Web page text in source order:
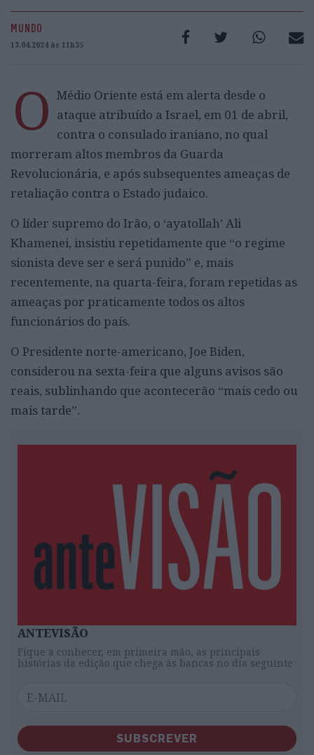
MUNDO
13.04.2024 às 11h35
O Médio Oriente está em alerta desde o
ataque atribuído a Israel, em 01 de abril,
contra o consulado iraniano, no qual
morreram altos membros da Guarda
Revolucionária, e após subsequentes ameaças de
retaliação contra o Estado judaico.
O líder supremo do Irão, o ‘ayatollah’ Ali
Khamenei, insistiu repetidamente que “o regime
sionista deve ser e será punido” e, mais
recentemente, na quarta-feira, foram repetidas as
ameaças por praticamente todos os altos
funcionários do país.
O Presidente norte-americano, Joe Biden,
considerou na sexta-feira que alguns avisos são
reais, sublinhando que acontecerão “mais cedo ou
mais tarde”.
ANTEVISÃO
Fique a conhecer, em primeira mão, as principais
histórias da edição que chega às bancas no dia seguinte
SUBSCREVER